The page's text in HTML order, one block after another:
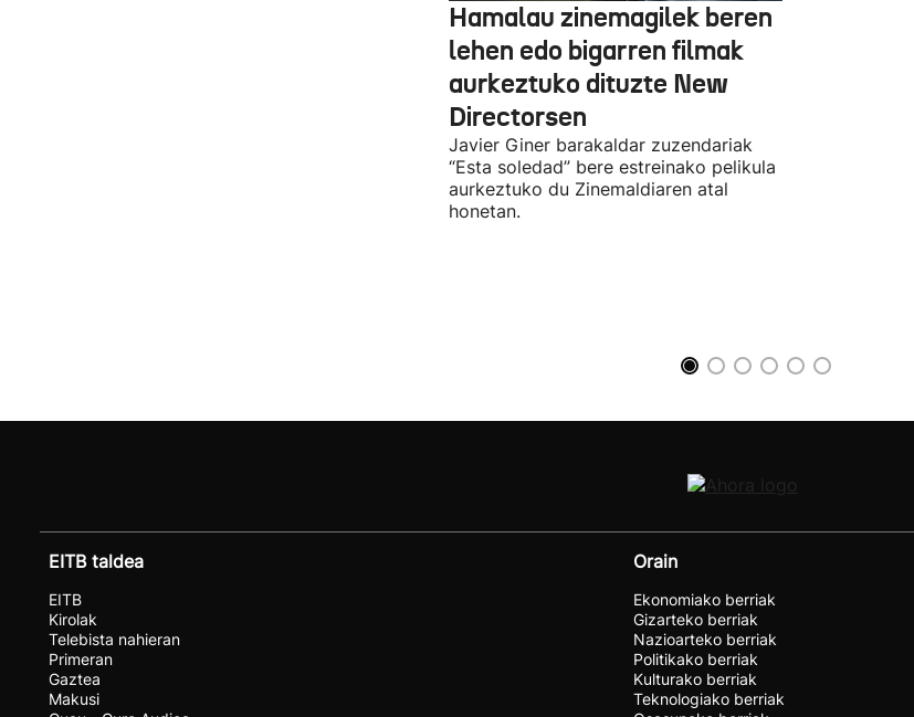
Hamalau zinemagilek beren
lehen edo bigarren filmak
aurkeztuko dituzte New
Directorsen
Javier Giner barakaldar zuzendariak
“Esta soledad” bere estreinako pelikula
aurkeztuko du Zinemaldiaren atal
honetan.
EITB taldea
EITB
Kirolak
Telebista nahieran
Primeran
Gaztea
Makusi
Orain
Ekonomiako berriak
Gizarteko berriak
Nazioarteko berriak
Politikako berriak
Kulturako berriak
Teknologiako berriak